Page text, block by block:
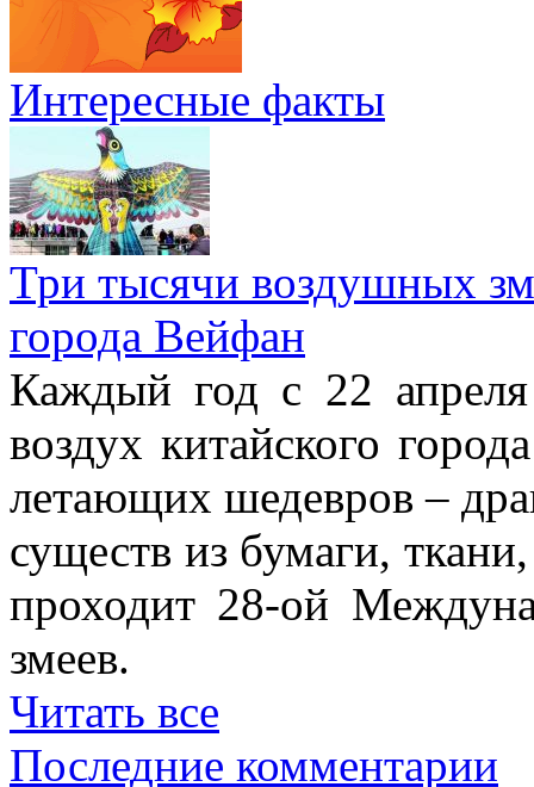
Интересные факты
Три тысячи воздушных
города Вейфан
Каждый год с 22
воздух китайского
летающих шедевров –
существ из бумаги,
проходит 28-ой
змеев.
Читать все
Последние комментарии